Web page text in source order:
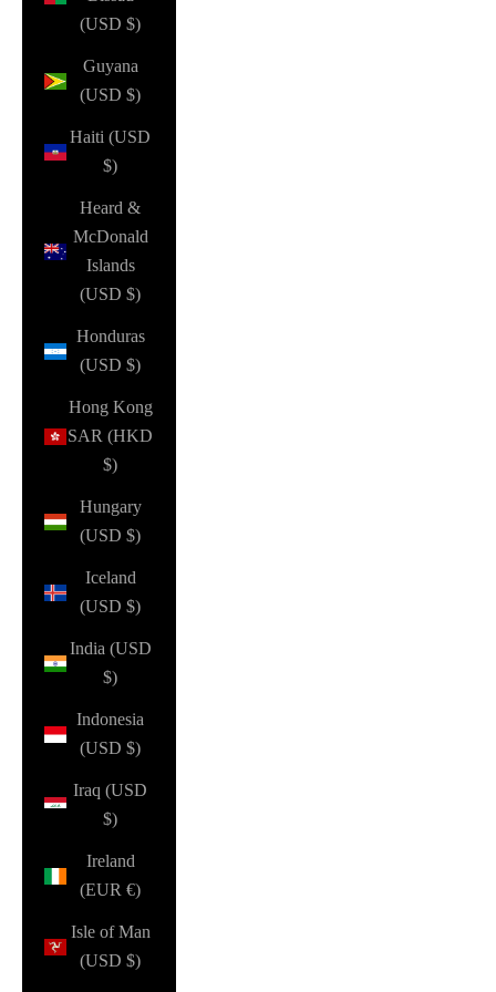
(USD $)
Guyana
(USD $)
Haiti (USD
$)
Heard &
McDonald
Islands
(USD $)
Honduras
(USD $)
Hong Kong
SAR (HKD
$)
Hungary
(USD $)
Iceland
(USD $)
India (USD
$)
Indonesia
(USD $)
Iraq (USD
$)
Ireland
(EUR €)
Isle of Man
(USD $)